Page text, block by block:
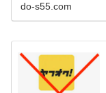
do-s55.com